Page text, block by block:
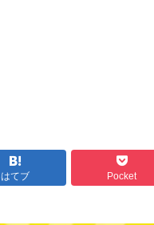
はてブ Pocket